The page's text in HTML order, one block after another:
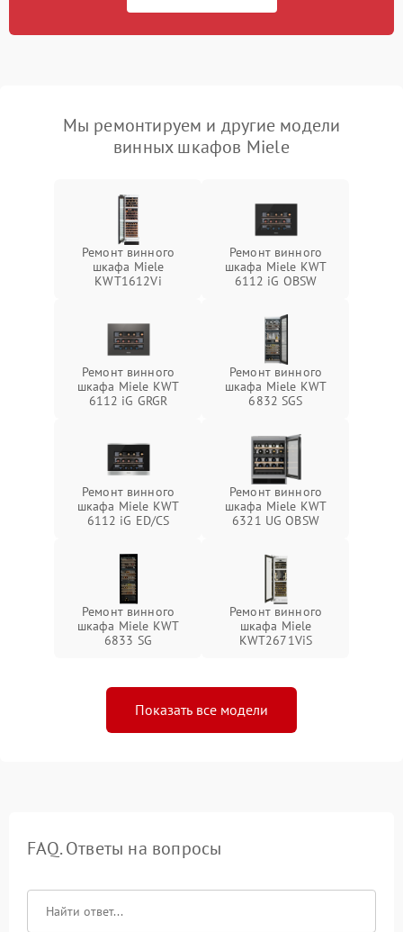
Мы ремонтируем и другие модели
винных шкафов Miele
Ремонт винного
шкафа Miele
KWT1612Vi
Ремонт винного
шкафа Miele KWT
6112 iG OBSW
Ремонт винного
шкафа Miele KWT
6112 iG GRGR
Ремонт винного
шкафа Miele KWT
6832 SGS
Ремонт винного
шкафа Miele KWT
6112 iG ED/CS
Ремонт винного
шкафа Miele KWT
6321 UG OBSW
Ремонт винного
шкафа Miele KWT
6833 SG
Ремонт винного
шкафа Miele
KWT2671ViS
Показать все модели
FAQ. Ответы на вопросы